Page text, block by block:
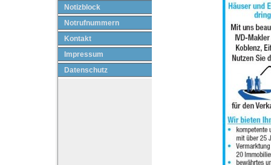
Notizblock
Notrufnummern
Kontakt
Impressum
Datenschutz